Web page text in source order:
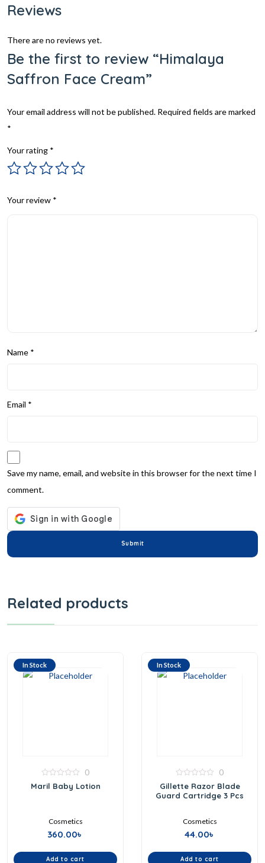
Reviews
There are no reviews yet.
Be the first to review “Himalaya
Saffron Face Cream”
Your email address will not be published. Required fields are marked
*
Your rating *
Your review *
Name *
Email *
Save my name, email, and website in this browser for the next time I
comment.
Related products
In Stock
out
0
Maril Baby Lotion
Cosmetics
360.00৳
Add to cart
In Stock
0
out
of
0
Gillette Razor Blade
Guard Cartridge 3 Pcs
Cosmetics
44.00৳
Add to cart